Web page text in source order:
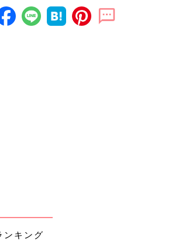
人とも慎重派なんです（笑）」
ンキング